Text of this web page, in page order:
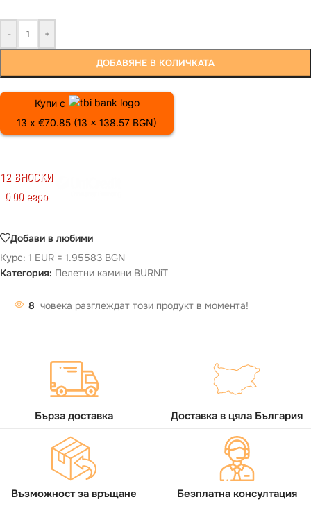
- +
ДОБАВЯНЕ В КОЛИЧКАТА
Купи с
13 x €70.85 (13 x 138.57 BGN)
12 ВНОСКИ
0.00 евро
Добави в любими
Курс: 1 EUR = 1.95583 BGN
Категория: Пелетни камини BURNiT
8 човека разглеждат този продукт в момента!
Бърза доставка Доставка в цяла България
Възможност за връщане Безплатна консултация